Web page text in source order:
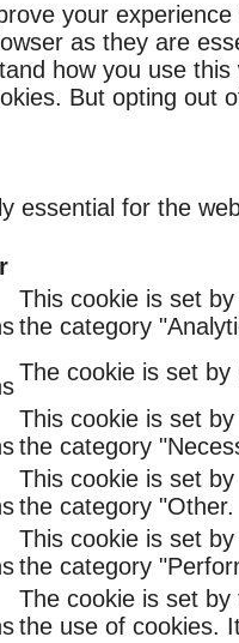
your
as they are
how you use
But opting out
essential for the
This cookie is set
the category
The cookie is set
This cookie is set
the category
This cookie is set
the category "Other.
This cookie is set
the category
The cookie is set
the use of cookies.